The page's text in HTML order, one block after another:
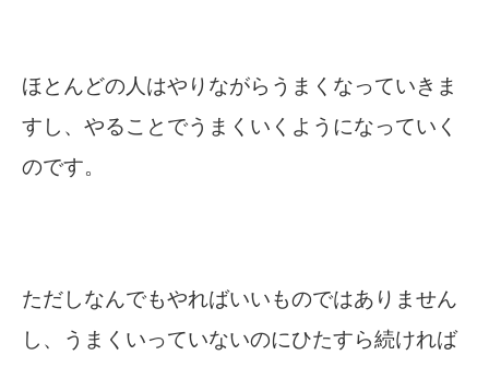
ほとんどの人はやりながらうまくなっていきま
すし、やることでうまくいくようになっていく
のです。
ただしなんでもやればいいものではありません
し、うまくいっていないのにひたすら続ければ